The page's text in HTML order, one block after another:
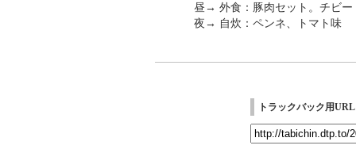
昼→ 外食：豚肉セット。チビー
夜→ 自炊：ペンネ、トマト味
トラックバック用URL